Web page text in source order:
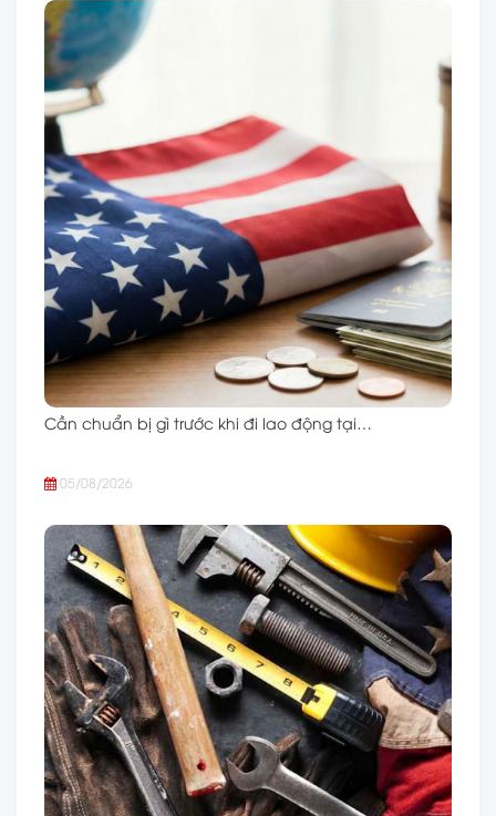
Cần chuẩn bị gì trước khi đi lao động tại…
05/08/2026